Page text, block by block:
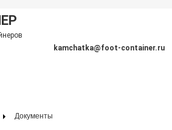
kamchatka@foot-container.ru
Документы